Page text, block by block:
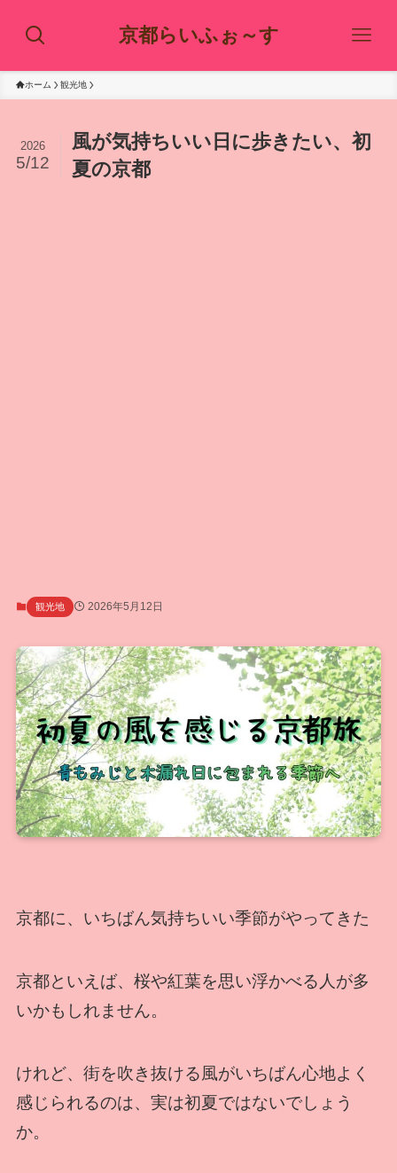
京都らいふぉ～す
ホーム 観光地
風が気持ちいい日に歩きたい、初
夏の京都
2026
5/12
観光地 2026年5月12日
京都に、いちばん気持ちいい季節がやってきた
京都といえば、桜や紅葉を思い浮かべる人が多
いかもしれません。
けれど、街を吹き抜ける風がいちばん心地よく
感じられるのは、実は初夏ではないでしょう
か。